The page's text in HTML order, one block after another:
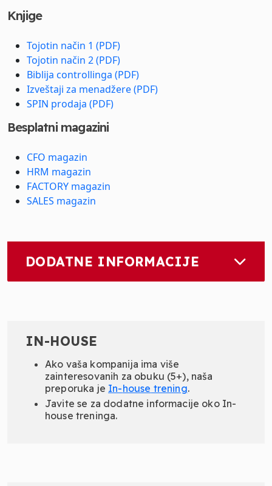
Knjige
Tojotin način 1 (PDF)
Tojotin način 2 (PDF)
Biblija controllinga (PDF)
Izveštaji za menadžere (PDF)
SPIN prodaja (PDF)
Besplatni magazini
CFO magazin
HRM magazin
FACTORY magazin
SALES magazin
DODATNE INFORMACIJE
IN-HOUSE
Ako vaša kompanija ima više
zainteresovanih za obuku (5+), naša
preporuka je In-house trening.
Javite se za dodatne informacije oko In-
house treninga.